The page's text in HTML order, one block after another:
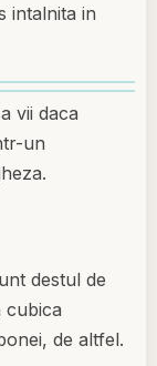
intalnita in
vii daca
un
destul de
cubica
de altfel.